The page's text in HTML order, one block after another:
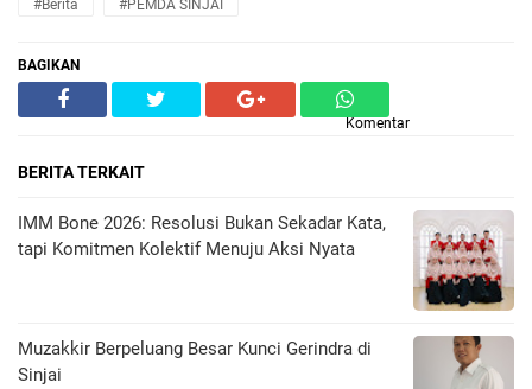
#Berita #PEMDA SINJAI
BAGIKAN
Komentar
BERITA TERKAIT
IMM Bone 2026: Resolusi Bukan Sekadar Kata,
tapi Komitmen Kolektif Menuju Aksi Nyata
Muzakkir Berpeluang Besar Kunci Gerindra di
Sinjai